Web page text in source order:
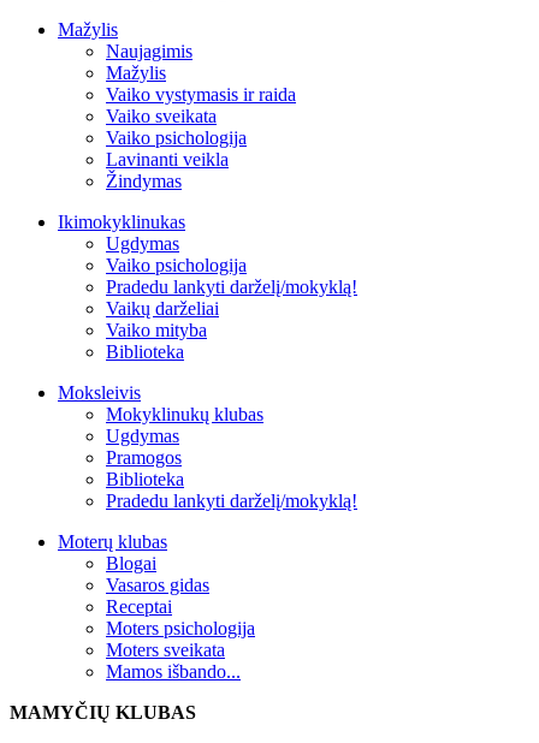
Mažylis
Naujagimis
Mažylis
Vaiko vystymasis ir raida
Vaiko sveikata
Vaiko psichologija
Lavinanti veikla
Žindymas
Ikimokyklinukas
Ugdymas
Vaiko psichologija
Pradedu lankyti darželį/mokyklą!
Vaikų darželiai
Vaiko mityba
Biblioteka
Moksleivis
Mokyklinukų klubas
Ugdymas
Pramogos
Biblioteka
Pradedu lankyti darželį/mokyklą!
Moterų klubas
Blogai
Vasaros gidas
Receptai
Moters psichologija
Moters sveikata
Mamos išbando...
MAMYČIŲ KLUBAS